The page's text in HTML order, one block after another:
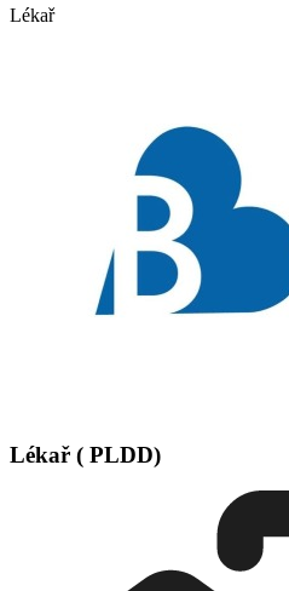
Lékař
Lékař ( PLDD)